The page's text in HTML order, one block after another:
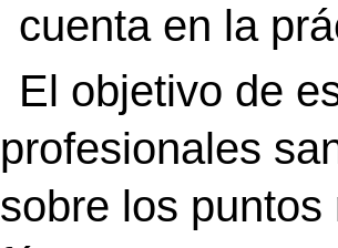
cuenta en la
El objetivo de
profesionales
sobre los